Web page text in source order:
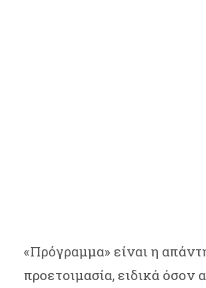
«Πρόγραμμα» είναι η
προετοιμασία, ειδικά όσον